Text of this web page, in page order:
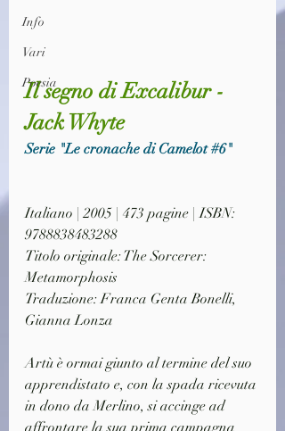
Info
Vari
Poesia
Il segno di Excalibur -
Jack Whyte
Serie "Le cronache di Camelot #6"
Italiano | 2005 | 473 pagine | ISBN:
9788838483288
Titolo originale: The Sorcerer:
Metamorphosis
Traduzione: Franca Genta Bonelli,
Gianna Lonza
Artù è ormai giunto al termine del suo
apprendistato e, con la spada ricevuta
in dono da Merlino, si accinge ad
affrontare la sua prima campagna